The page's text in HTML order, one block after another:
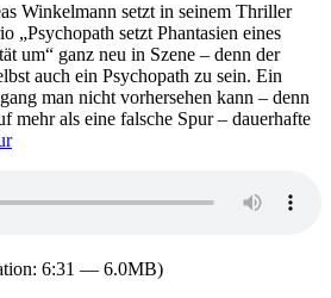
Winkelmann setzt in seinem Thriller
„Psychopath setzt Phantasien eines
um“ ganz neu in Szene – denn der
auch ein Psychopath zu sein. Ein
man nicht vorhersehen kann – denn
mehr als eine falsche Spur – dauerhafte
6:31 — 6.0MB)